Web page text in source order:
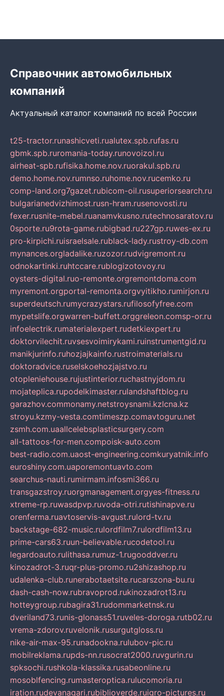
Справочник автомобильных
компаний
Актуальный каталог компаний по всей России
t25-tractor.runashicveti.rualutex.spb.rufas.ru
gbmk.spb.ruromania-today.runovoizol.ru
airheat-spb.rufisika.home.nov.ruorakul.spb.ru
demo.home.nov.rumnso.ruhome.nov.rucemko.ru
comp-land.org7gazet.rubicom-oil.rusuperiorsearch.ru
bulgarianedvizhimost.rusn-hram.rusenovosti.ru
fexer.rusnite-mebel.ruanamvkusno.rutechnosaratov.ru
0sporte.ru9rota-game.rubigbad.ru227gp.ruwes-ex.ru
pro-kirpichi.ruisraelsale.rublack-lady.rustroy-db.com
mynances.orgladalike.ruzozor.rudvigremont.ru
odnokartinki.ruhtccare.rublogizotovoy.ru
oysters-digital.ruo-remonte.orgremontdoma.com
myremont.orgportal-remonta.orgvyitikho.rumirjon.ru
superdeutsch.rumycrazystars.rufilosofyfree.com
mypetslife.orgwarren-buffett.orggreleon.comsp-or.ru
infoelectrik.rumaterialexpert.rudetkiexpert.ru
doktorvilechit.ruvsesvoimirykami.ruinstrumentgid.ru
manikjurinfo.ruhozjajkainfo.rustroimaterials.ru
doktoradvice.ruselskoehozjajstvo.ru
otopleniehouse.rujustinterior.ruchastnyjdom.ru
mojateplica.rupodelkimaster.rulandshaftblog.ru
garazhov.commonamy.netstroysnami.kzlcna.kz
stroyu.kzmy-vesta.comtimeszp.comavtoguru.net
zsmh.com.uaallcelebsplasticsurgery.com
all-tattoos-for-men.compoisk-auto.com
best-radio.com.uaost-engineering.comkuryatnik.info
euroshiny.com.uaporemontuavto.com
searchus-nauti.rumirmam.infosmi366.ru
transgazstroy.ruorgmanagement.orgyes-fitness.ru
xtreme-rp.ruwasdpvp.ruvoda-otri.rutishinapve.ru
orenferma.ruavtoservis-avgust.rulord-tv.ru
backstage-682-music.rulordfilm7.rulordfilm13.ru
prime-cars63.ruun-believable.rucodetool.ru
legardoauto.rulithasa.rumuz-1.rugooddver.ru
kinozadrot-3.ruqr-plus-promo.ru2shizashop.ru
udalenka-club.runerabotaetsite.rucarszona-bu.ru
dash-cash-now.rubravoprod.rukinozadrot13.ru
hotteygroup.rubagira31.rudommarketnsk.ru
dveriland73.runis-glonass51.ruveles-doroga.rutb02.ru
vrema-zdorov.ruvelonik.rusurgutgloss.ru
nike-air-max-95.runadookna.rulubov-pic.ru
mobilreklama.rupds-nn.rusocrat2000.ruvgurin.ru
spksochi.rushkola-klassika.rusabeonline.ru
mosoblfencing.rumasteroptica.rulucomoria.ru
iration.rudevanagari.rubiblioverde.ruigro-pictures.ru